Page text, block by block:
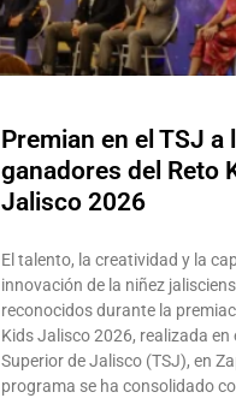
Premian en el TSJ a
ganadores del Reto
Jalisco 2026
El talento, la creatividad y la
innovación de la niñez
reconocidos durante la
Kids Jalisco 2026, realizada en
Superior de Jalisco (TSJ), en
programa se ha consolidado